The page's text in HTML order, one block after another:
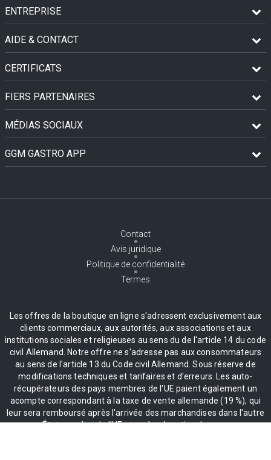
ENTREPRISE
AIDE & CONTACT
CERTIFICATS
FIERS PARTENAIRES
MÉDIAS SOCIAUX
GGM GASTRO APP
Contact
Avis juridique
Politique de confidentialité
Termes
Les offres de la boutique en ligne s'adressent exclusivement aux
clients commerciaux, aux autorités, aux associations et aux
institutions sociales et religieuses au sens du de l'article 14 du code
civil Allemand. Notre offre ne s'adresse pas aux consommateurs
au sens de l'article 13 du Code civil Allemand. Sous réserve de
modifications techniques et tarifaires et d'erreurs. Les auto-
récupérateurs des pays membres de l'UE paient également un
acompte correspondant à la taxe de vente allemande (19 %), qui
leur sera remboursé après l'arrivée des marchandises dans l'autre
État membre de l'UE et après réception du reçu.